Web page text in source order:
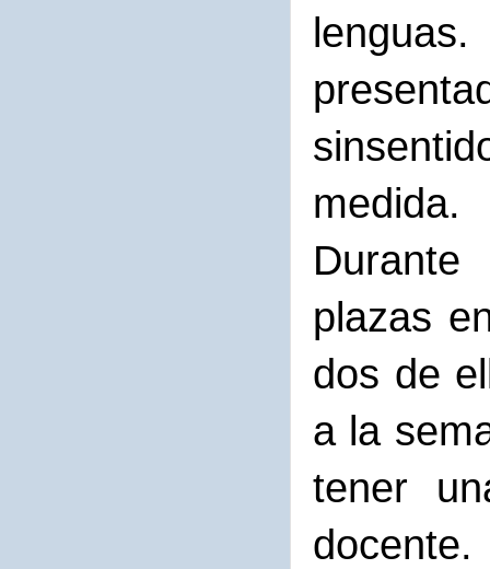
medida.
plazas
dos de
a la
tener